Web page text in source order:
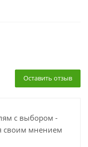
Оставить отзыв
с выбором -
своим мнением